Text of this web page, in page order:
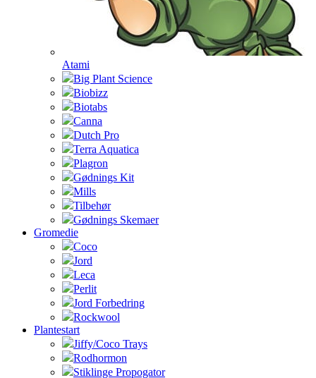
Atami
Big Plant Science
Biobizz
Biotabs
Canna
Dutch Pro
Terra Aquatica
Plagron
Gødnings Kit
Mills
Tilbehør
Gødnings Skemaer
Gromedie
Coco
Jord
Leca
Perlit
Jord Forbedring
Rockwool
Plantestart
Jiffy/Coco Trays
Rodhormon
Stiklinge Propogator